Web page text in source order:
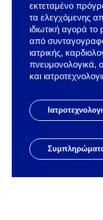
εκτεταμένο
τα ελεγχόμενης
ιδιωτική αγορά το
από
ιατρικής,
πνευμονολογικά,
και